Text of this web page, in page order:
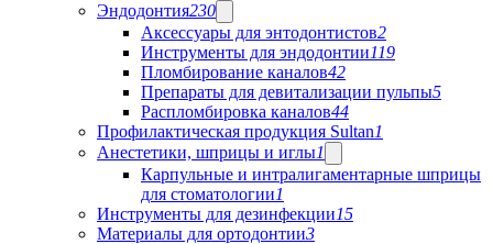
Эндодонтия230
Аксессуары для энтодонтистов2
Инструменты для эндодонтии119
Пломбирование каналов42
Препараты для девитализации пульпы5
Распломбировка каналов44
Профилактическая продукция Sultan1
Анестетики, шприцы и иглы1
Карпульные и интралигаментарные шприцы
для стоматологии1
Инструменты для дезинфекции15
Материалы для ортодонтии3